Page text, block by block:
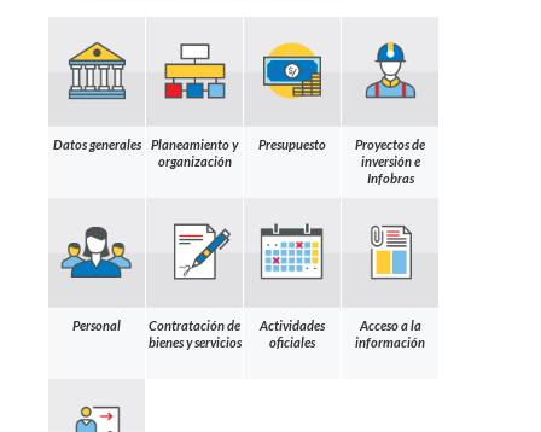
Datos generales
Planeamiento y
organización
Presupuesto
Proyectos de
inversión e
Infobras
Personal
Contratación de
bienes y servicios
Actividades
oficiales
Acceso a la
información